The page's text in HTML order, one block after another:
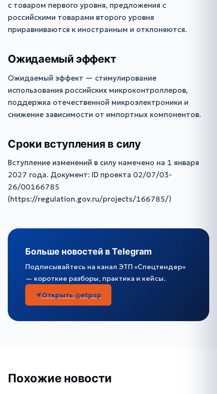
с товаром первого уровня, предложения с
российскими товарами второго уровня
приравниваются к иностранным и отклоняются.
Ожидаемый эффект
Ожидаемый эффект — стимулирование
использования российских микроконтроллеров,
поддержка отечественной микроэлектроники и
снижение зависимости от импортных компонентов.
Сроки вступления в силу
Вступление изменений в силу намечено на 1 января
2027 года. Документ: ID проекта 02/07/03-
26/00166785
(https://regulation.gov.ru/projects/166785/)
Больше новостей в Telegram
Подписывайтесь на канал ЭТП «Спецтендер»
— короткие разборы, практика и кейсы.
Открыть @etpsp
Похожие новости